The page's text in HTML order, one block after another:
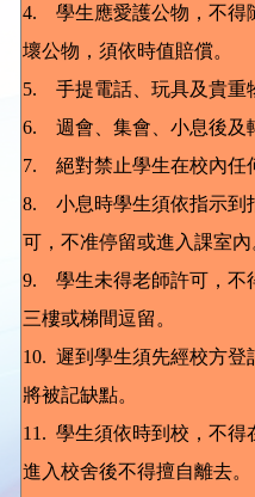
4. 學生應愛護公物，不得
壞公物，須依時值賠償。
5. 手提電話、玩具及貴重
6. 週會、集會、小息後及
7. 絕對禁止學生在校內任
8. 小息時學生須依指示到
可，不准停留或進入課室內
9. 學生未得老師許可，不
三樓或梯間逗留。
10. 遲到學生須先經校方登
將被記缺點。
11. 學生須依時到校，不得
進入校舍後不得擅自離去。